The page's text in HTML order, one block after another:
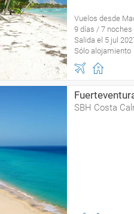
Vuelos desde
9 días / 7 noches
Salida el 5 jul
Sólo alojamiento
SBH Costa